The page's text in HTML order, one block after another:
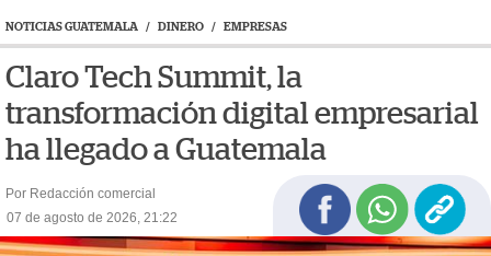
NOTICIAS GUATEMALA / DINERO / EMPRESAS
Claro Tech Summit, la
transformación digital empresarial
ha llegado a Guatemala
Por Redacción comercial
07 de agosto de 2026, 21:22